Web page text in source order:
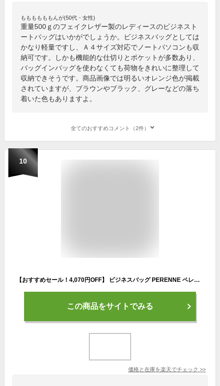
ももももももんが(50代・女性)
重量500ｇのフェイクレザー製のレディースのビジネスト
ートバッグはいかがでしょうか。ビジネスバッグとしては
かなり軽量ですし、Ａ４サイズ対応でノートパソコンも収
納可です。しかも機能的な仕切りとポケットが多数あり、
バッグインバッグを使わなくても荷物をきれいに整理して
収納できそうです。商品画像では明るいオレンジ色が掲載
されていますが、ブラウンやブラック、グレーなどの落ち
着いた色もありますよ。
全てのおすすめコメント（2件）
10
【おすすめセール！4,070円OFF】 ビジネスバッグ PERENNE ペレンネ 20169 送料無料 トートバッグ a4 ビジネストート レディース レディースバッグ バッグ 就活 ショルダーバッグ 鞄 営業 通勤 リクルート パソコン 大容量 アフィリエイト
この商品をサイトでみる
価格と在庫を楽天でチェック >>